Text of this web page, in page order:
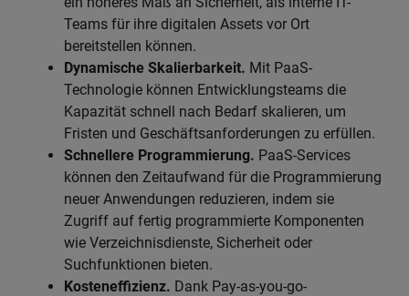
Teams für ihre digitalen Assets vor Ort
bereitstellen können.
Dynamische Skalierbarkeit. Mit PaaS-
Technologie können Entwicklungsteams die
Kapazität schnell nach Bedarf skalieren, um
Fristen und Geschäftsanforderungen zu erfüllen.
Schnellere Programmierung. PaaS-Services
können den Zeitaufwand für die Programmierung
neuer Anwendungen reduzieren, indem sie
Zugriff auf fertig programmierte Komponenten
wie Verzeichnisdienste, Sicherheit oder
Suchfunktionen bieten.
Kosteneffizienz. Dank Pay-as-you-go-